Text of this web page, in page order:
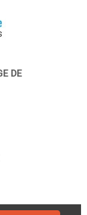
DE